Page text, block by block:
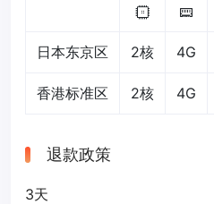
日本东京区 2核 4G
香港标准区 2核 4G
退款政策
3天